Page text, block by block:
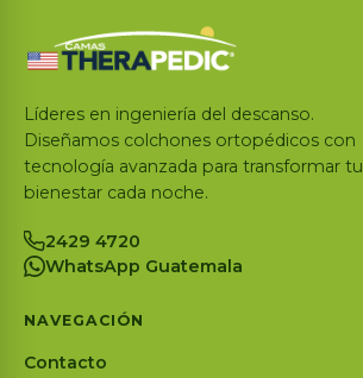
Líderes en ingeniería del descanso.
Diseñamos colchones ortopédicos con
tecnología avanzada para transformar tu
bienestar cada noche.
2429 4720
WhatsApp Guatemala
NAVEGACIÓN
Contacto